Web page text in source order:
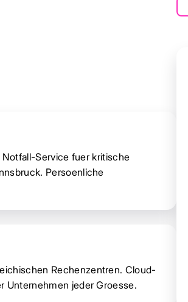
Service fuer kritische
Persoenliche
Rechenzentren. Cloud-
Unternehmen jeder Groesse.